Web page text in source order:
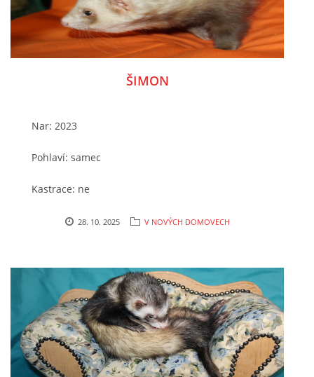
ŠIMON
Nar: 2023
Pohlaví: samec
Kastrace: ne
Očkování / čip: ano
Místo nálezu/způsobe přijetí do útulku: od
majitele
28. 10. 2025 V NOVÝCH DOMOVECH